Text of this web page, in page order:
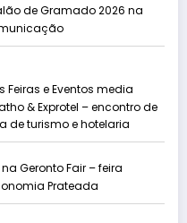
de Gramado 2026 na
Feiras e Eventos media
& Exprotel – encontro de
de turismo e hotelaria
Geronto Fair – feira
Prateada